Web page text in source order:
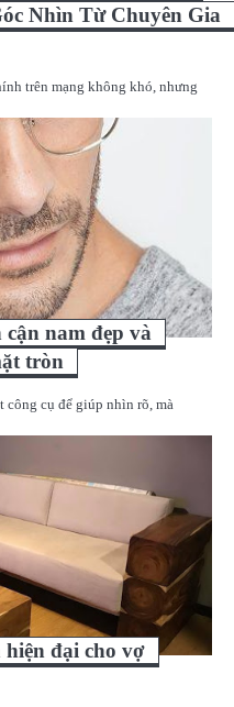
Nhìn Từ Chuyên Gia
trên mạng không khó, nhưng
nam đẹp và
tròn
công cụ để giúp nhìn rõ, mà
đại cho vợ